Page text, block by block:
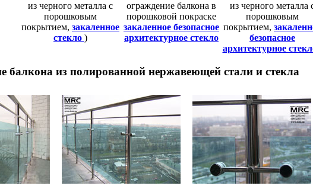
из черного металла с
порошковым
покрытием, закаленное
стекло )
ограждение балкона в
порошковой покраске
закаленное безопасное
архитектурное стекло
из черного металла
порошковым
покрытием,
безопасное
архитектурное
балкона из полированной нержавеющей стали и стекла